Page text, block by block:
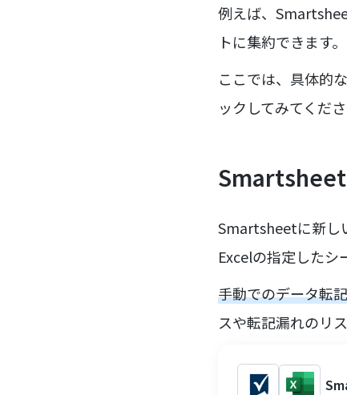
例えば、
トに集約できます。
ここでは、具体的
ックしてみてくださ
Smartsheet
Smartsheetに新し
Excelの指定したシ
手動でのデータ転
スや転記漏れのリ